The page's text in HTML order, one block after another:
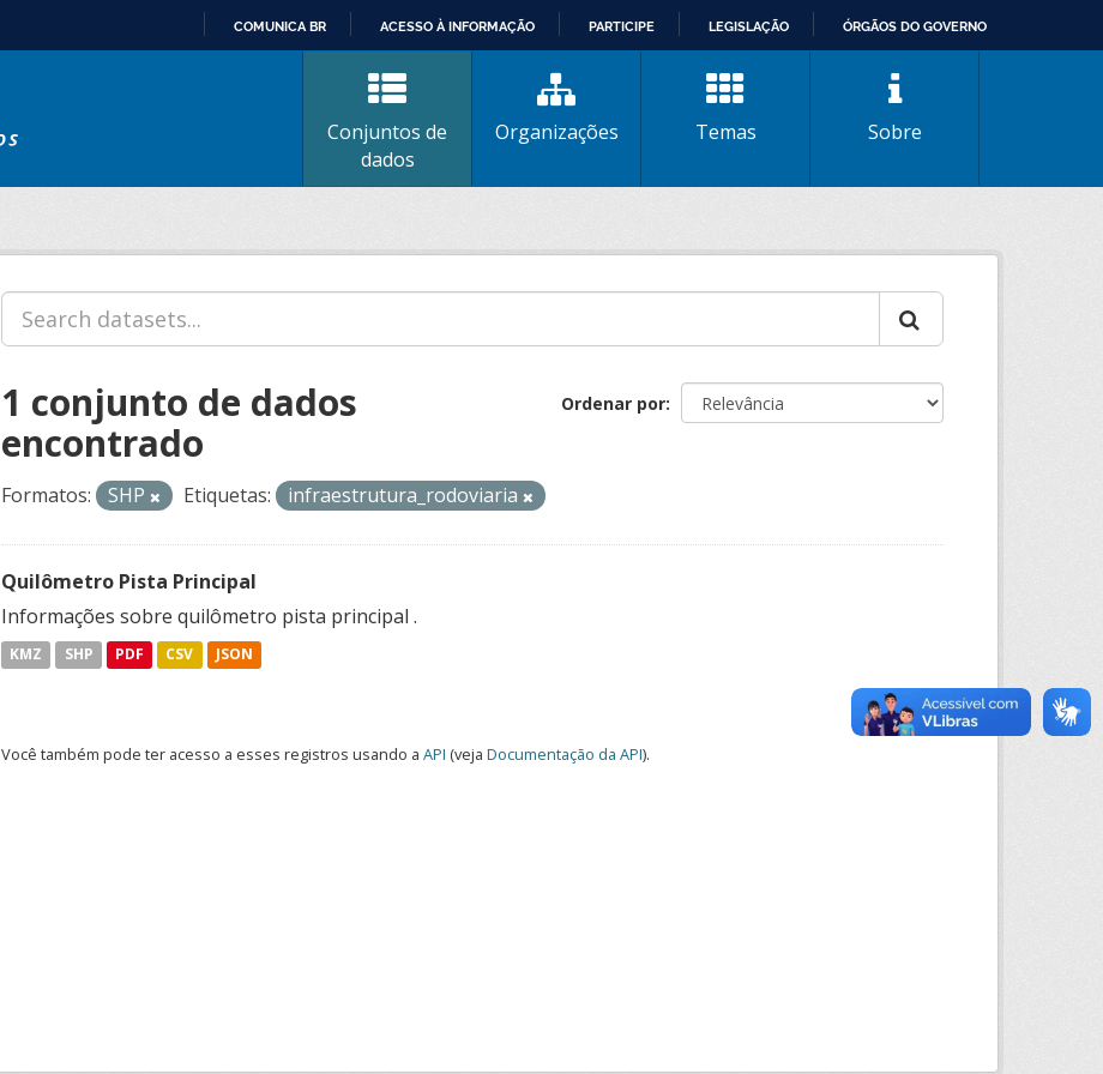
CONTEÚDO
COMUNICA BR ACESSO À INFORMAÇÃO PARTICIPE LEGISLAÇÃO ÓRGÃOS DO GOVERNO
Conjuntos de
dados
Organizações Temas Sobre
Ordenar por
1 conjunto de dados
encontrado
Formatos: SHP Etiquetas: infraestrutura_rodoviaria
Quilômetro Pista Principal
Informações sobre quilômetro pista principal .
KMZ SHP PDF CSV JSON
Você também pode ter acesso a esses registros usando a API (veja Documentação da API).